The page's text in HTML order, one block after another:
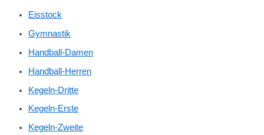
Eisstock
Gymnastik
Handball-Damen
Handball-Herren
Kegeln-Dritte
Kegeln-Erste
Kegeln-Zweite